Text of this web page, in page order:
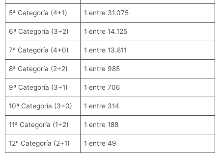
5ª Categoría (4+1) 1 entre 31.075
6ª Categoría (3+2) 1 entre 14.125
7ª Categoría (4+0) 1 entre 13.811
8ª Categoría (2+2) 1 entre 985
9ª Categoría (3+1) 1 entre 706
10ª Categoría (3+0) 1 entre 314
11ª Categoría (1+2) 1 entre 188
12ª Categoría (2+1) 1 entre 49